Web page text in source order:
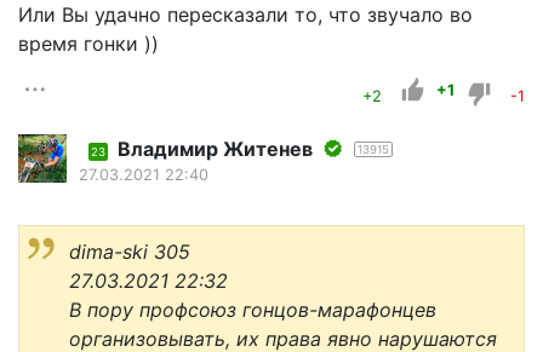
Или Вы удачно пересказали то, что звучало во
время гонки ))
+2 +1 -1
23 Владимир Житенев 13915
27.03.2021 22:40
dima-ski 305
27.03.2021 22:32
В пору профсоюз гонцов-марафонцев
организовывать, их права явно нарушаются